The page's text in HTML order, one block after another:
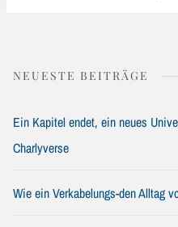
NEUESTE BEITRÄGE
Ein Kapitel endet, ein neues
Charlyverse
Wie ein Verkabelungs-den Alltag